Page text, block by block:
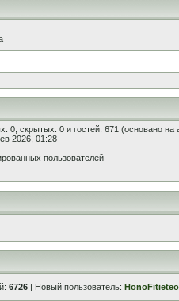
0, скрытых: 0 и гостей: 671 (основано
2026, 01:28
пользователей
6726 | Новый пользователь: